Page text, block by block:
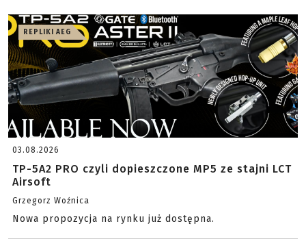
REPLIKI AEG
03.08.2026
TP-5A2 PRO czyli dopieszczone MP5 ze stajni LCT
Airsoft
Grzegorz Woźnica
Nowa propozycja na rynku już dostępna.